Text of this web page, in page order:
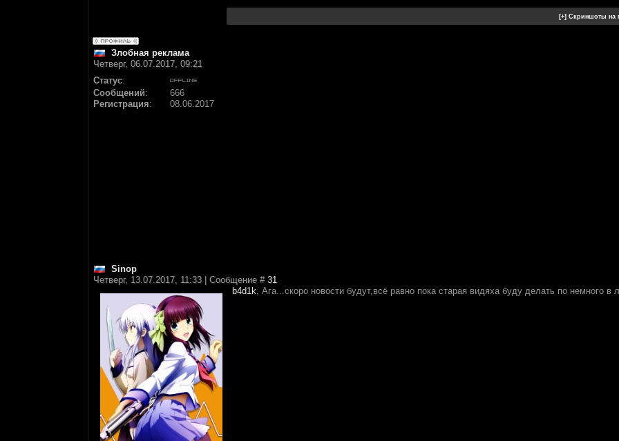
Злобная реклама
Четверг, 06.07.2017, 09:21
Статус:
Сообщений:
666
Регистрация: 08.06.2017
Sinop
Четверг, 13.07.2017, 11:33 | Сообщение # 31
b4d1k, Ага...скоро новости будут,всё равно пока старая видяха буду делать по немного в